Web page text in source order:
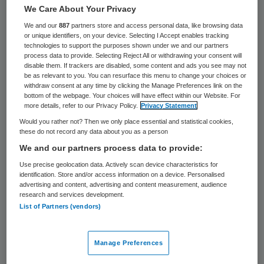
De directeur van GGZ Delfland Iris Bandhoe
moet binnenkort voor de rechter
verschijnen omdat zij zou hebben aangezet
tot het plegen van valsheid in geschrifte.
We Care About Your Privacy
We and our887 partners store and access personal data, like browsing data
or unique identifiers, on your device. Selecting I Accept enables tracking
technologies to support the purposes shown under we and our partners
process data to provide. Selecting Reject All or withdrawing your consent will
disable them. If trackers are disabled, some content and ads you see may not
be as relevant to you. You can resurface this menu to change your choices or
withdraw consent at any time by clicking the Manage Preferences link on the
bottom of the webpage. Your choices will have effect within our Website. For
more details, refer to our Privacy Policy.
Privacy Statement
Would you rather not? Then we only place essential and statistical cookies,
these do not record any data about you as a person
We and our partners process data to provide:
Use precise geolocation data. Actively scan device characteristics for
identification. Store and/or access information on a device. Personalised
advertising and content, advertising and content measurement, audience
research and services development.
List of Partners (vendors)
Manage Preferences